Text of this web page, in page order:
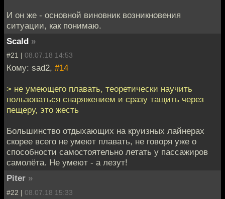
И он же - основной виновник возникновения
ситуации, как понимаю.
Scald »
#21 | 08.07.18 14:53
Кому: sad2, #14
> не умеющего плавать, теоретически научить
пользоваться снаряжением и сразу тащить через
пещеру, это жесть
Большинство отдыхающих на круизных лайнерах
скорее всего не умеют плавать, не говоря уже о
способности самостоятельно летать у пассажиров
самолёта. Не умеют - а лезут!
Piter »
#22 | 08.07.18 15:33